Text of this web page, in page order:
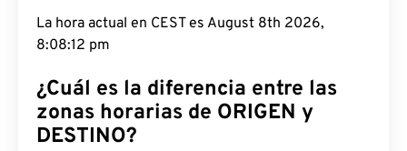
La hora actual en CEST es August 8th 2026,
8:08:13 pm
¿Cuál es la diferencia entre las
zonas horarias de ORIGEN y
DESTINO?